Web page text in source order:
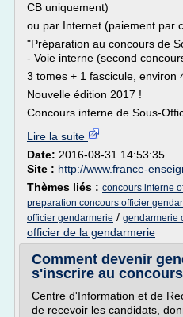
CB uniquement)
ou par Internet (paiement par
"Préparation au concours de
- Voie interne (second
3 tomes + 1 fascicule, environ
Nouvelle édition 2017 !
Concours interne de Sous-
Lire la suite
Date: 2016-08-31 14:53:35
Site : http://www.france-
Thèmes liés : concours interne
preparation concours officier
officier gendarmerie / gendarmerie
officier de la gendarmerie
Comment devenir
s'inscrire au
Centre d'Information et de
de recevoir les candidats,